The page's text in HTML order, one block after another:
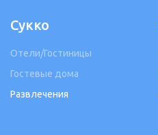
Сукко
Отели/Гостиницы
Гостевые дома
Развлечения